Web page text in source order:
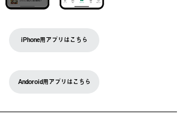
iPhone用アプリはこちら
Andoroid用アプリはこちら